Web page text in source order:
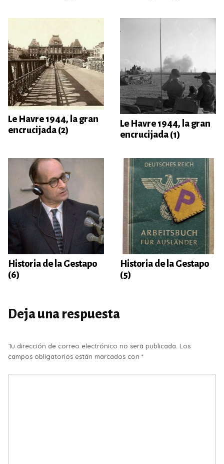
Le Havre 1944, la gran
encrucijada (2)
Le Havre 1944, la gran
encrucijada (1)
Historia de la Gestapo
(6)
Historia de la Gestapo
(5)
Deja una respuesta
Tu dirección de correo electrónico no será publicada. Los
campos obligatorios están marcados con *